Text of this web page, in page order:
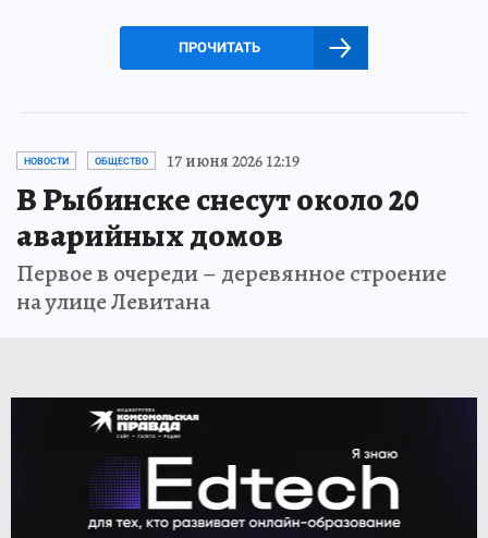
ПРОЧИТАТЬ
НОВОСТИ ОБЩЕСТВО 17 июня 2026 12:19
В Рыбинске снесут около 20
аварийных домов
Первое в очереди – деревянное строение
на улице Левитана